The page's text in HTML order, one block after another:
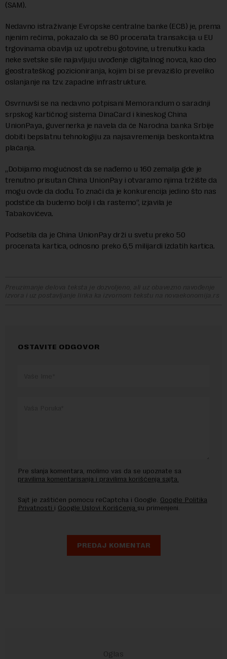
(SAM).
Nedavno istraživanje Evropske centralne banke (ECB) je, prema
njenim rečima, pokazalo da se 80 procenata transakcija u EU
trgovinama obavlja uz upotrebu gotovine, u trenutku kada
neke svetske sile najavljuju uvođenje digitalnog novca, kao deo
geostrateškog pozicioniranja, kojim bi se prevazišlo preveliko
oslanjanje na tzv. zapadne infrastrukture.
Osvrnuvši se na nedavno potpisani Memorandum o saradnji
srpskog kartičnog sistema DinaCard i kineskog China
UnionPaya, guvernerka je navela da će Narodna banka Srbije
dobiti bepslatnu tehnologiju za najsavremenija beskontaktna
plaćanja.
„Dobijamo mogućnost da se nađemo u 160 zemalja gde je
trenutno prisutan China UnionPay i otvaramo njima tržište da
mogu ovde da dođu. To znači da je konkurencija jedino što nas
podstiče da budemo bolji i da rastemo“, izjavila je
Tabakovićeva.
Podsetila da je China UnionPay drži u svetu preko 50
procenata kartica, odnosno preko 6,5 milijardi izdatih kartica.
Preuzimanje delova teksta je dozvoljeno, ali uz obavezno navođenje
izvora i uz postavljanje linka ka izvornom tekstu na novaekonomija.rs
OSTAVITE ODGOVOR
Pre slanja komentara, molimo vas da se upoznate sa
pravilima komentarisanja i pravilima korišćenja sajta.
Sajt je zaštićen pomocu reCaptcha i Google. Google Politika
Privatnosti i Google Uslovi Korišćenja su primenjeni.